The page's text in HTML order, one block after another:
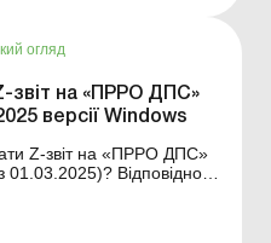
огляд
звіт на «ПРРО ДПС»
версії Windows
Z-звіт на «ПРРО ДПС»
Відповідно
розрахункових
Мінфіну від